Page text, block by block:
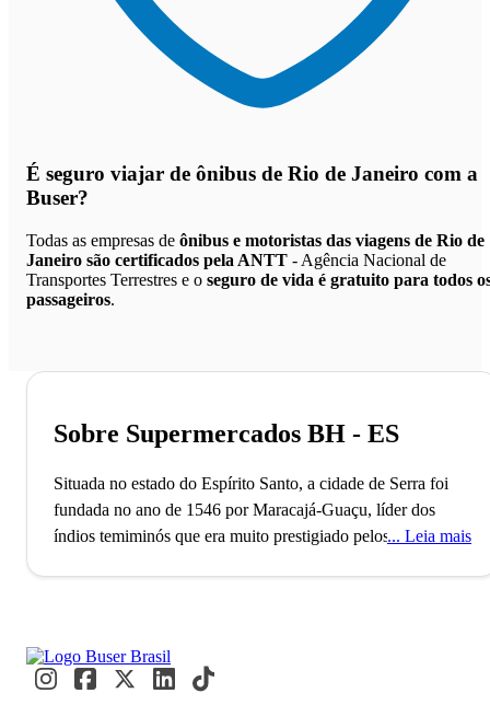
É seguro viajar de ônibus de Rio de Janeiro com a
Buser?
Todas as empresas de ônibus e motoristas das viagens de Rio de
Janeiro são certificados pela ANTT - Agência Nacional de
Transportes Terrestres e o seguro de vida é gratuito para todos
passageiros.
Sobre Supermercados BH - ES
Situada no estado do Espírito Santo, a cidade de Serra foi
fundada no ano de 1546 por Maracajá-Guaçu, líder dos
índios temiminós que era muito prestigiado pelos seus e
Nossa Senhora da Conceição da Serra, hoje além de ser a
cidade mais populosa do Espírito Santo, também abriga 11
Leia mais